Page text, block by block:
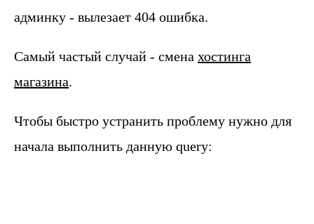
админку - вылезает 404 ошибка.
Самый частый случай - смена хостинга
магазина.
Чтобы быстро устранить проблему нужно для
начала выполнить данную query: